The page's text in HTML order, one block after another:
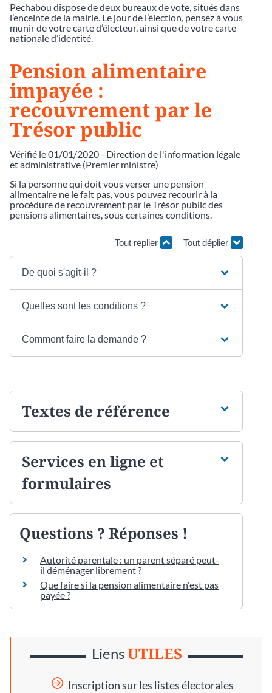
Pechabou dispose de deux bureaux de vote, situés dans
l’enceinte de la mairie. Le jour de l’élection, pensez à vous
munir de votre carte d’électeur, ainsi que de votre carte
nationale d’identité.
Pension alimentaire
impayée :
recouvrement par le
Trésor public
Vérifié le 01/01/2020 - Direction de l'information légale
et administrative (Premier ministre)
Si la personne qui doit vous verser une pension
alimentaire ne le fait pas, vous pouvez recourir à la
procédure de recouvrement par le Trésor public des
pensions alimentaires, sous certaines conditions.
Tout replier Tout déplier
De quoi s'agit-il ?
Quelles sont les conditions ?
Comment faire la demande ?
Textes de référence
Services en ligne et
formulaires
Questions ? Réponses !
Autorité parentale : un parent séparé peut-
il déménager librement ?
Que faire si la pension alimentaire n'est pas
payée ?
LiensUTILES
Inscription sur les listes électorales